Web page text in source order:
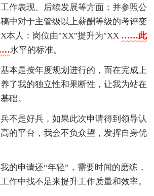
作表现、后续发展等方面；并参照公
中对于主管级以上薪酬等级的考评变
本人：岗位由"XX"提升为"XX ……此
水平的标准。
本是按年度规划进行的，而在完成上
了我的独立性和果断性，让我为站在
础。
不是好兵，如果此次申请得到领导认
的平台，我会不负众望，发挥自身优
的申请还“年轻”，需要时间的磨练，
作中找不足来提升工作质量和效率。